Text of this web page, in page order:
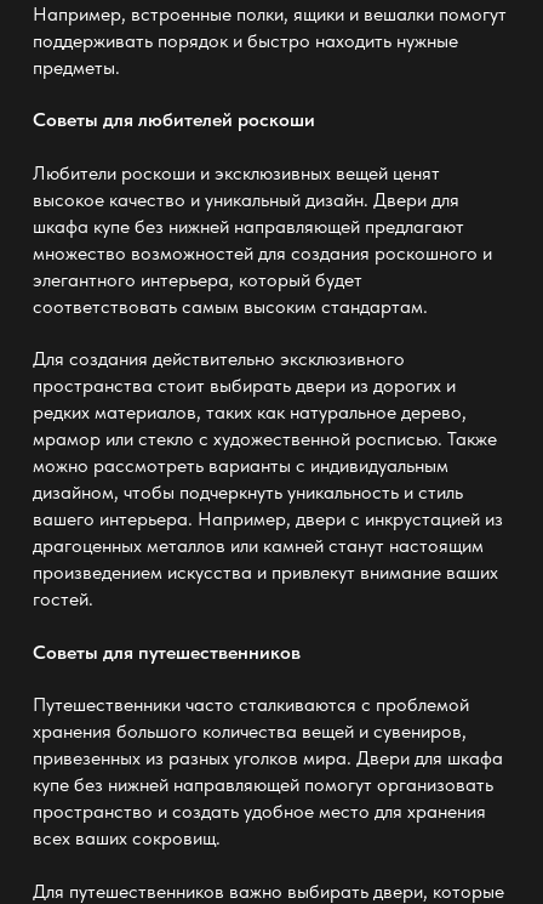
Например, встроенные полки, ящики и вешалки помогут
поддерживать порядок и быстро находить нужные
предметы.
Советы для любителей роскоши
Любители роскоши и эксклюзивных вещей ценят
высокое качество и уникальный дизайн. Двери для
шкафа купе без нижней направляющей предлагают
множество возможностей для создания роскошного и
элегантного интерьера, который будет
соответствовать самым высоким стандартам.
Для создания действительно эксклюзивного
пространства стоит выбирать двери из дорогих и
редких материалов, таких как натуральное дерево,
мрамор или стекло с художественной росписью. Также
можно рассмотреть варианты с индивидуальным
дизайном, чтобы подчеркнуть уникальность и стиль
вашего интерьера. Например, двери с инкрустацией из
драгоценных металлов или камней станут настоящим
произведением искусства и привлекут внимание ваших
гостей.
Советы для путешественников
Путешественники часто сталкиваются с проблемой
хранения большого количества вещей и сувениров,
привезенных из разных уголков мира. Двери для шкафа
купе без нижней направляющей помогуторганизовать
пространство и создать удобное место для хранения
всех ваших сокровищ.
Для путешественников важно выбирать двери, которые